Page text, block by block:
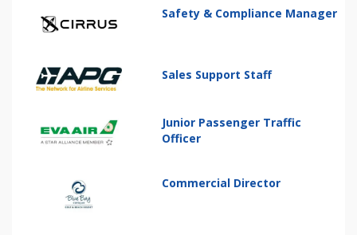
Safety & Compliance Manager
Sales Support Staff
Junior Passenger Traffic
Officer
Commercial Director